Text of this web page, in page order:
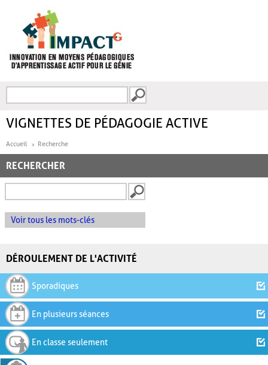
FORMULAIRE DE
VIGNETTES DE PÉDAGOGIE ACTIVE
Accueil Recherche
RECHERCHER
Voir tous les mots-clés
DÉROULEMENT DE L'ACTIVITÉ
Sporadiques
En plusieurs séances
En classe seulement